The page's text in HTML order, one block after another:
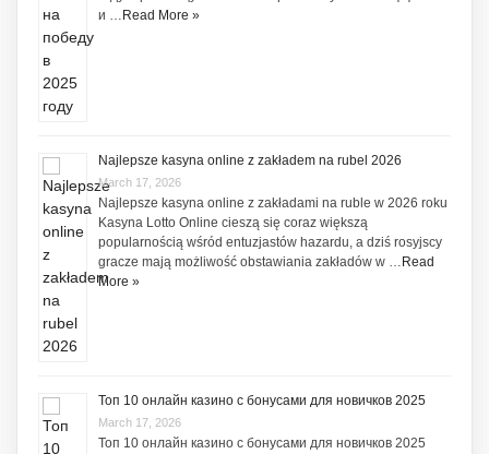
и … Read More »
Najlepsze kasyna online z zakładem na rubel 2026
March 17, 2026
Najlepsze kasyna online z zakładami na ruble w 2026 roku
Kasyna Lotto Online cieszą się coraz większą
popularnością wśród entuzjastów hazardu, a dziś rosyjscy
gracze mają możliwość obstawiania zakładów w … Read
More »
Топ 10 онлайн казино с бонусами для новичков 2025
March 17, 2026
Топ 10 онлайн казино с бонусами для новичков 2025